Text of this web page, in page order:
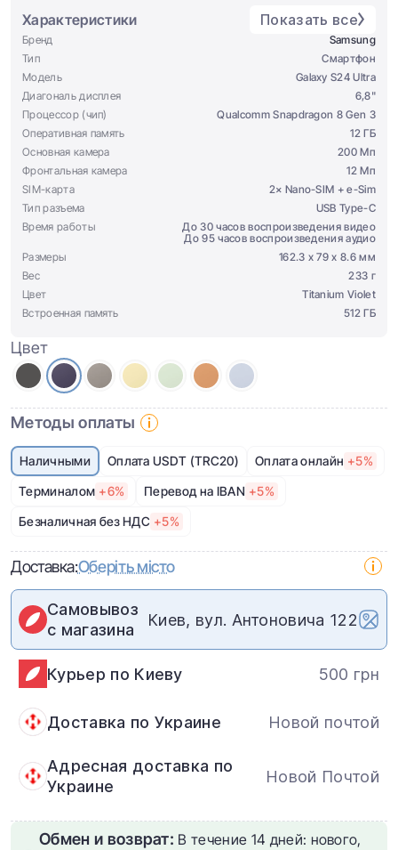
Характеристики Показать все
Бренд
Samsung
Тип
Смартфон
Модель
Galaxy S24 Ultra
Диагональ дисплея
6,8"
Процессор (чип)
Qualcomm Snapdragon 8 Gen 3
Оперативная память
12 ГБ
Основная камера
200 Мп
Фронтальная камера
12 Мп
SIM-карта
2× Nano-SIM + e-Sim
Тип разъема
USB Type-C
Время работы
До 30 часов воспроизведения видео
До 95 часов воспроизведения аудио
Размеры
162.3 х 79 х 8.6 мм
Вес
233 г
Цвет
Titanium Violet
Встроенная память
512 ГБ
Цвет
Методы оплаты
Наличными Оплата USDT (TRC20) Оплата онлайн +5%
Терминалом +6% Перевод на IBAN +5%
Безналичная без НДС +5%
Доставка:Оберіть місто
Самовывоз
с магазина
Киев, вул. Антоновича 122
Курьер по Киеву 500 грн
Доставка по Украине Новой почтой
Адресная доставка по
Украине
Новой Почтой
Обмен и возврат: В течение 14 дней: нового,